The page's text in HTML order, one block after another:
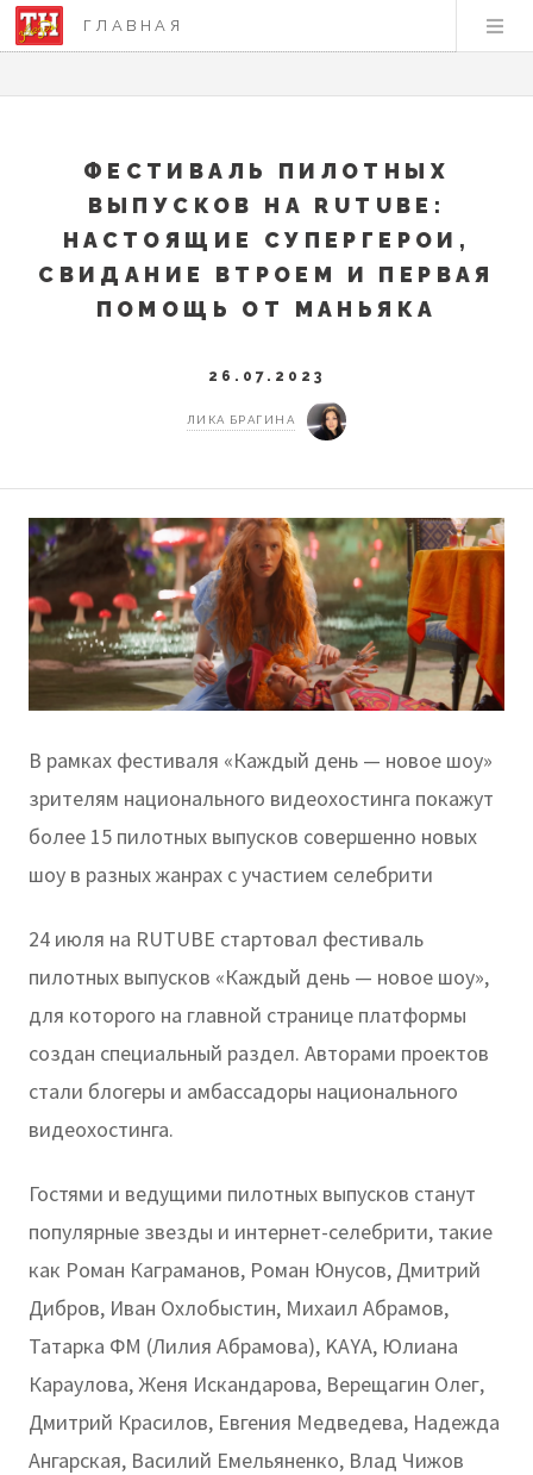
ГЛАВНАЯ
ФЕСТИВАЛЬ ПИЛОТНЫХ
ВЫПУСКОВ НА RUTUBE:
НАСТОЯЩИЕ СУПЕРГЕРОИ,
СВИДАНИЕ ВТРОЕМ И ПЕРВАЯ
ПОМОЩЬ ОТ МАНЬЯКА
26.07.2023
ЛИКА БРАГИНА
В рамках фестиваля «Каждый день — новое шоу»
зрителям национального видеохостинга покажут
более 15 пилотных выпусков совершенно новых
шоу в разных жанрах с участием селебрити
24 июля на RUTUBE стартовал фестиваль
пилотных выпусков «Каждый день — новое шоу»,
для которого на главной странице платформы
создан специальный раздел. Авторами проектов
стали блогеры и амбассадоры национального
видеохостинга.
Гостями и ведущими пилотных выпусков станут
популярные звезды и интернет-селебрити, такие
как Роман Каграманов, Роман Юнусов, Дмитрий
Дибров, Иван Охлобыстин, Михаил Абрамов,
Татарка ФМ (Лилия Абрамова), KAYA, Юлиана
Караулова, Женя Искандарова, Верещагин Олег,
Дмитрий Красилов, Евгения Медведева, Надежда
Ангарская, Василий Емельяненко, Влад Чижов